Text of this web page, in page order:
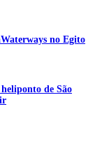
no Egito
de São